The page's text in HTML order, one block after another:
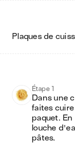
plaques de
Étape 1
Dans une
faites
paquet.
louche
pâtes.